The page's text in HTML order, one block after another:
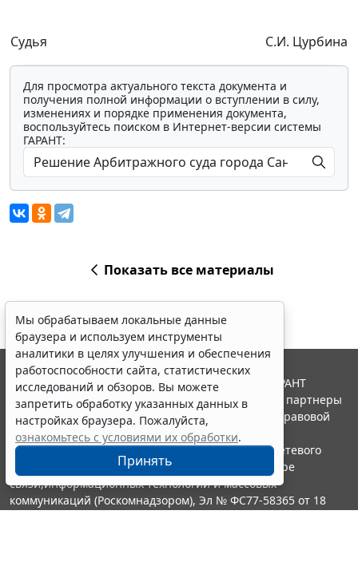
Судья С.И. Цурбина
Для просмотра актуального текста документа и
получения полной информации о вступлении в силу,
изменениях и порядке применения документа,
воспользуйтесь поиском в Интернет-версии системы
ГАРАНТ:
Показать все материалы
Мы обрабатываем локальные данные
браузера и используем инструменты
аналитики в целях улучшения и обеспечения
работоспособности сайта, статистических
исследований и обзоров. Вы можете
запретить обработку указанных данных в
настройках браузера. Пожалуйста,
ознакомьтесь с условиями их обработки.
Принять
© ООО "НПП "ГАРАНТ-СЕРВИС", 2026. Система ГАРАНТ
выпускается с 1990 года. Компания "Гарант" и ее партнеры
являются участниками Российской ассоциации правовой
информации ГАРАНТ.
Портал ГАРАНТ.РУ зарегистрирован в качестве сетевого
издания Федеральной службой по надзору в сфере
связи,информационных технологий и массовых
коммуникаций (Роскомнадзором), Эл № ФС77-58365 от 18